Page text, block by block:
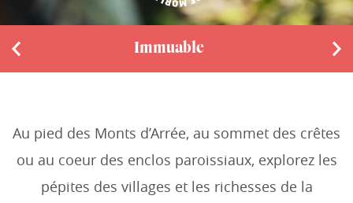
P
o
u
Immuable
N
Au pied des Monts d’Arrée, au sommet des crêtes
ou au coeur des enclos paroissiaux, explorez les
pépites des villages et les richesses de la